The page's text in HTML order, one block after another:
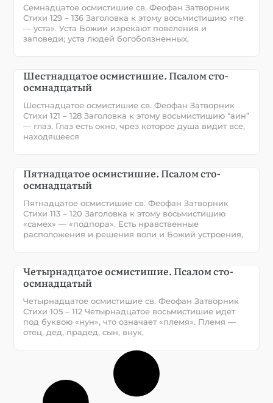
Семнадцатое осмистишие св. Феофан Затворник
Стихи 129 – 136 Заголовка к этому восьмистишию «пе
— уста». Уста Божии изрекают повеления и
заповеди; уста людей богобоязненных,
Шестнадцатое осмистишие. Псалом сто-
осмнадцатый
Шестнадцатое осмистишие св. Феофан Затворник
Стихи 121 – 128 Заголовка к этому восьмистишию “аин”
— глаз. Глаз есть окно, чрез которое душа видит все,
находящееся
Пятнадцатое осмистишие. Псалом сто-
осмнадцатый
Пятнадцатое осмистишие св. Феофан Затворник
Стихи 113 – 120 Заголовка к этому восьмистишию
«самех» — «подпора». Есть нравственные
расположения и решения воли и Божий устроения,
Четырнадцатое осмистишие. Псалом сто-
осмнадцатый
Четырнадцатое осмистишие св. Феофан Затворник
Стихи 105 – 112 Четырнадцатое восьмистишие идет
под буквою «нун», что означает «племя». Племя —
отец, дед, прадед, сын, внук,